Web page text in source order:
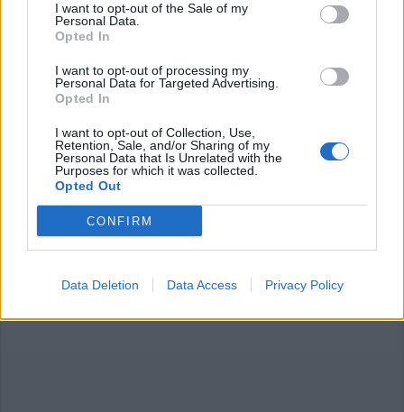
I want to opt-out of the Sale of my
Personal Data.
Opted In
I want to opt-out of processing my
Personal Data for Targeted Advertising.
Opted In
I want to opt-out of Collection, Use,
Retention, Sale, and/or Sharing of my
Personal Data that Is Unrelated with the
Purposes for which it was collected.
Opted Out
CONFIRM
Data Deletion Data Access Privacy Policy
Accedioregistratiper commentare questo
commento esprime il pensiero dell'autore e non rappresenta la linea editoriale
di VareseNews.it, che rimane autonoma e indipendente. I messaggi inclusi nei
commenti non sono testi giornalistici, ma post inviati dai singoli lettori che
possono essere automaticamente pubblicati senza filtro preventivo. I commenti
che includano uno o più link a siti esterni verranno rimossi in automatico dal
ADV